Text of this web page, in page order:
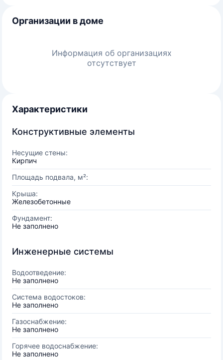
Организации в доме
Информация об организациях
отсутствует
Характеристики
Конструктивные элементы
Несущие стены:
Кирпич
Площадь подвала, м²:
Крыша:
Железобетонные
Фундамент:
Не заполнено
Инженерные системы
Водоотведение:
Не заполнено
Система водостоков:
Не заполнено
Газоснабжение:
Не заполнено
Горячее водоснабжение:
Не заполнено